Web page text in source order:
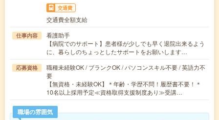
交通費
交通費全額支給
仕事内容
看護助手
【病院でのサポート】患者様が少しでも早く退院出来るよう
に、暮らしのちょっとしたサポートをお願いします…
応募資格
職種未経験OK / ブランクOK / パソコンスキル不要 / 英語力不
要
【無資格・未経験OK】＊年齢・学歴不問！履歴書不要！＊
10名以上採用予定≪資格取得支援制度あり≫受講…
職場の雰囲気